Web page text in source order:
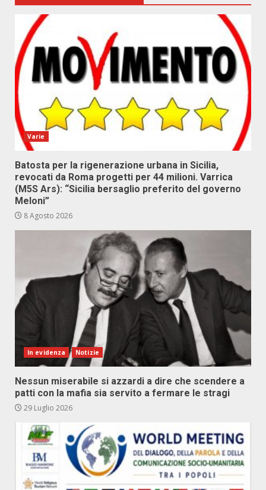
Varie
Batosta per la rigenerazione urbana in Sicilia,
revocati da Roma progetti per 44 milioni. Varrica
(M5S Ars): “Sicilia bersaglio preferito del governo
Meloni”
8 Agosto 2026
In evidenza Notizie
Nessun miserabile si azzardi a dire che scendere a
patti con la mafia sia servito a fermare le stragi
29 Luglio 2026